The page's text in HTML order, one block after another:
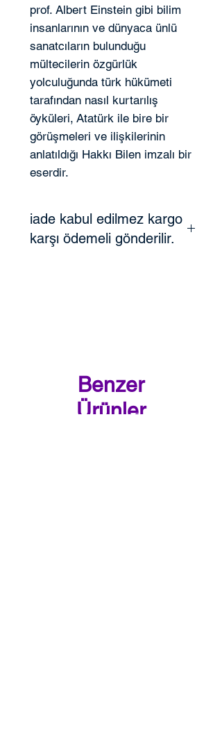
prof. Albert Einstein gibi bilim
insanlarının ve dünyaca ünlü
sanatcıların bulunduğu
mültecilerin özgürlük
yolculuğunda türk hükümeti
tarafından nasıl kurtarılış
öyküleri, Atatürk ile bire bir
görüşmeleri ve ilişkilerinin
anlatıldığı Hakkı Bilen imzalı bir
eserdir.
iade kabul edilmez kargo
karşı ödemeli gönderilir.
Benzer
Ürünler